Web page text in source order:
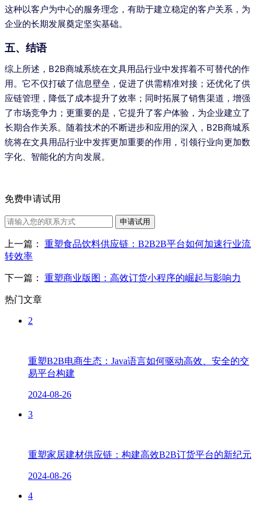
这种以客户为中心的服务理念，有助于建立稳定的客户关系，为
企业的长期发展奠定坚实基础。
五、结语
综上所述，B2B商城系统在文具用品行业中发挥着不可替代的作
用。它不仅打破了信息壁垒，促进了供需精准对接；还优化了供
应链管理，降低了成本提升了效率；同时拓展了销售渠道，增强
了市场竞争力；更重要的是，它提升了客户体验，为企业建立了
长期合作关系。随着技术的不断进步和应用的深入，B2B商城系
统将在文具用品行业中发挥更加重要的作用，引领行业向更加数
字化、智能化的方向发展。
免费申请试用
申请试用
上一篇：
重塑食品饮料供应链：B2B2B平台如何加速行业流
转效率
下一篇： 重塑商业版图：高效订货小程序的崛起与影响力
热门文章
2
重塑B2B电商生态：Java语言如何驱动高效、安全的交
易平台构建
2024-08-26
3
重塑家居建材供应链：构建高效B2B订货平台的新纪元
2024-08-26
4